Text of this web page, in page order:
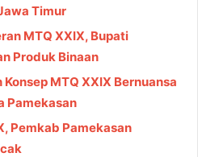
Timur
MTQ XXIX, Bupati
Produk Binaan
MTQ XXIX Bernuansa
Pamekasan
Pemkab Pamekasan